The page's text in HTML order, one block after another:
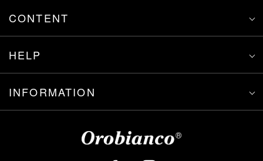
CONTENT
HELP
INFORMATION